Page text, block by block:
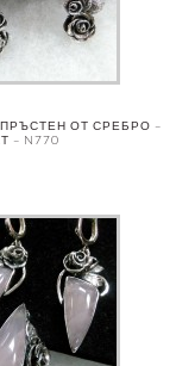
ОТ СРЕБРО –
– N770